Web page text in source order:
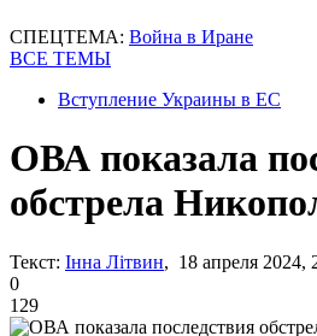
СПЕЦТЕМА: Война в Иране
ВСЕ ТЕМЫ
Вступление Украины в ЕС
ОВА показала
обстрела
Текст: Інна Літвин, 18 апреля 2024,
0
129